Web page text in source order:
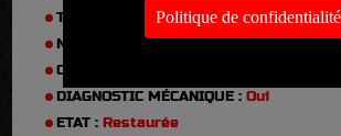
TYPE :
CB 750 K0
N° DE SÉRIE :1013466
CARTE GRISE :
DIAGNOSTIC MÉCANIQUE :Oui
ETAT :Restaurée
Politique de confidentialité